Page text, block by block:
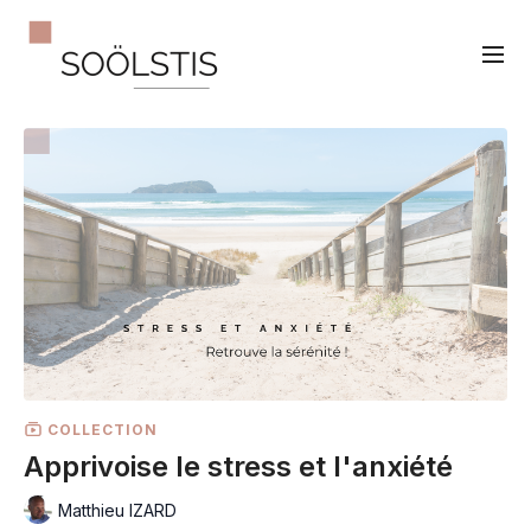
COLLECTION
Apprivoise le stress et l'anxiété
Matthieu IZARD